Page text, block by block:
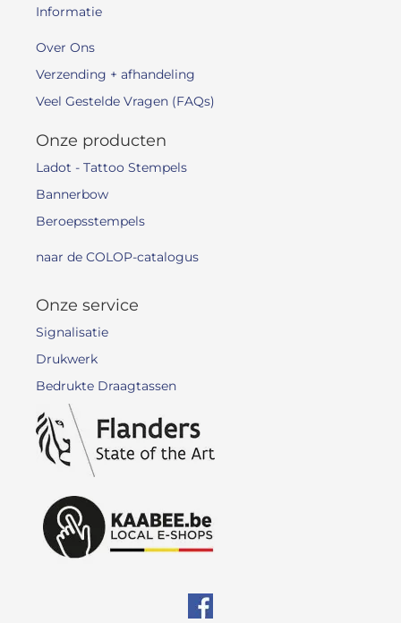
Informatie
Over Ons
Verzending + afhandeling
Veel Gestelde Vragen (FAQs)
Onze producten
Ladot - Tattoo Stempels
Bannerbow
Beroepsstempels
naar de COLOP-catalogus
Onze service
Signalisatie
Drukwerk
Bedrukte Draagtassen